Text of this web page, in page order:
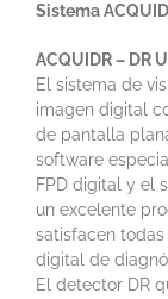
Sistema
ACQUIDR – DR
El sistema de
imagen digital
de pantalla
software
FPD digital y el
un excelente
satisfacen
digital de
El detector DR